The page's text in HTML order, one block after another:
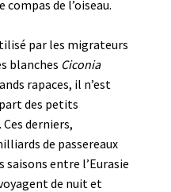
de l’oiseau.
par les migrateurs
blanches Ciconia
rapaces, il n’est
des petits
derniers,
de passereaux
entre l’Eurasie
de nuit et